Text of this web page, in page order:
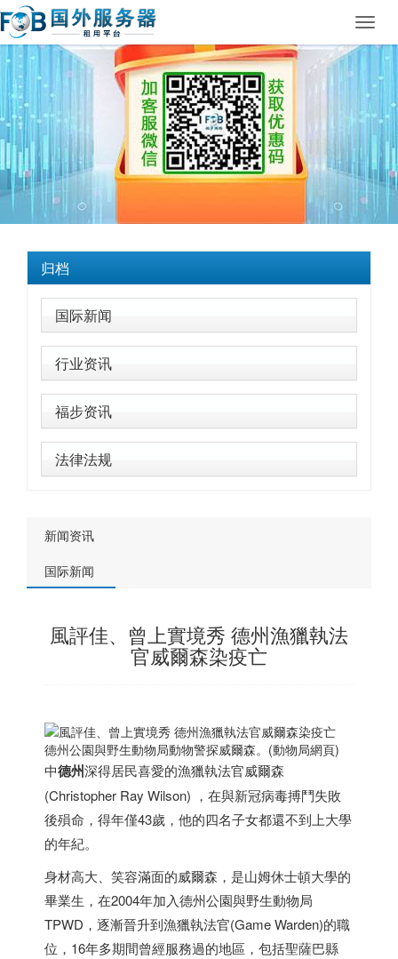
归档
国际新闻
行业资讯
福步资讯
法律法规
新闻资讯
国际新闻
風評佳、曾上實境秀 德州漁獵執法
官威爾森染疫亡
德州公園與野生動物局動物警探威爾森。(動物局網頁)
中德州深得居民喜愛的漁獵執法官威爾森
(Christopher Ray Wilson) ，在與新冠病毒搏鬥失敗
後殞命，得年僅43歲，他的四名子女都還不到上大學
的年紀。
身材高大、笑容滿面的威爾森，是山姆休士頓大學的
畢業生，在2004年加入德州公園與野生動物局
TPWD，逐漸晉升到漁獵執法官(Game Warden)的職
位，16年多期間曾經服務過的地區，包括聖薩巴縣